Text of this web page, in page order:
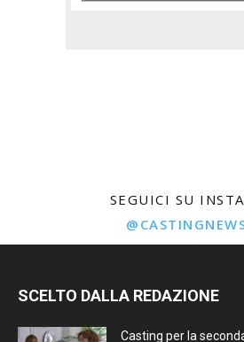
SEGUICI SU
SCELTO DALLA REDAZIONE
Casting per la